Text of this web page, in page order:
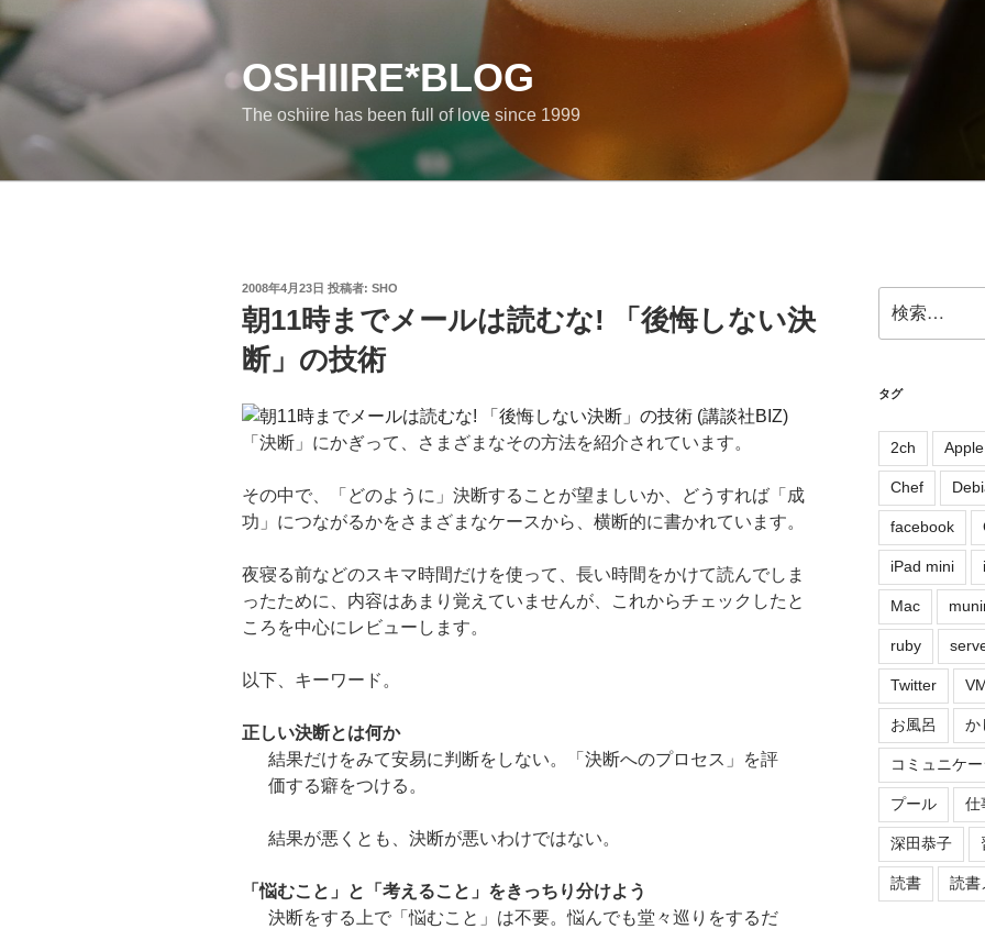
コ
ン
テ
ン
ス
OSHIIRE*BLOG
The oshiire has been full of love since 1999
投
稿
日:
2008年4月23日 投稿者: SHO
朝11時までメールは読むな! 「後悔しない決
断」の技術
「決断」にかぎって、さまざまなその方法を紹介されています。
その中で、「どのように」決断することが望ましいか、どうすれば「成
功」につながるかをさまざまなケースから、横断的に書かれています。
夜寝る前などのスキマ時間だけを使って、長い時間をかけて読んでしま
ったために、内容はあまり覚えていませんが、これからチェックしたと
ころを中心にレビューします。
以下、キーワード。
正しい決断とは何か
結果だけをみて安易に判断をしない。「決断へのプロセス」を評
価する癖をつける。
結果が悪くとも、決断が悪いわけではない。
「悩むこと」と「考えること」をきっちり分けよう
決断をする上で「悩むこと」は不要。悩んでも堂々巡りをするだ
索:
タグ
2ch Apple
Chef
facebook
iPad mini
Mac
ruby
Twitter
お風呂 か
コミュニケ
プール 仕
深田恭子
読書 読書